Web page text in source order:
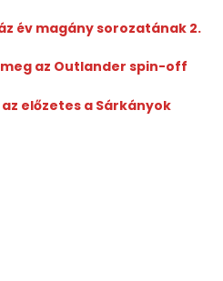
év magány sorozatának 2.
az Outlander spin-off
előzetes a Sárkányok